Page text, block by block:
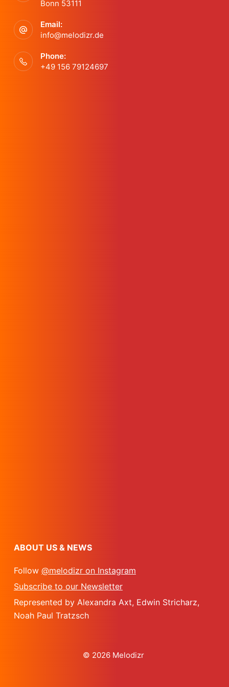
a
i
Bonn 53111
Email:
info@melodizr.de
Phone:
+49 156 79124697
ABOUT US & NEWS
Follow @melodizr on Instagram
Subscribe to our Newsletter
Represented by Alexandra Axt, Edwin Stricharz,
Noah Paul Tratzsch
© 2026 Melodizr